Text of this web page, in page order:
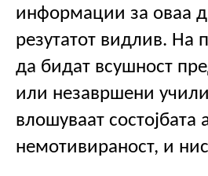
информации за оваа
резутатот видлив. На
да бидат всушност
или незавршени
влошуваат состојбата
немотивираност, и